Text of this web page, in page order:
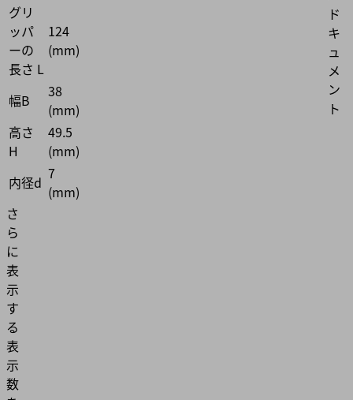
グリ
ッパ
ーの
長さ L
124
(mm)
幅B
38
(mm)
高さ
H
49.5
(mm)
内径d 7
(mm)
さ
ら
に
表
示
す
る
表
示
数
ド
キ
ュ
メ
ン
ト